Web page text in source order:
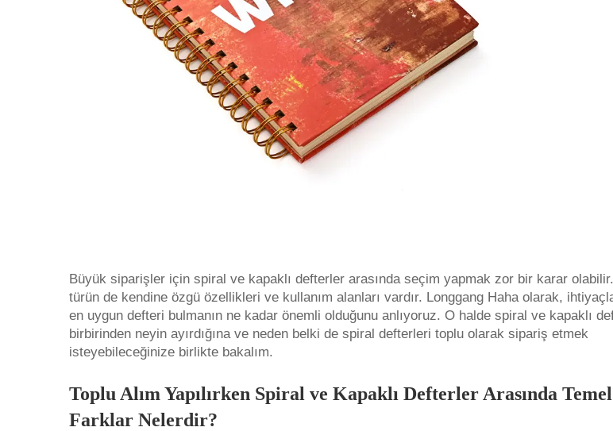
Büyük siparişler için spiral ve kapaklı defterler arasında seçim yapmak zor bir karar
türün de kendine özgü özellikleri ve kullanım alanları vardır. Longgang Haha olarak,
en uygun defteri bulmanın ne kadar önemli olduğunu anlıyoruz. O halde spiral ve kapaklı
birbirinden neyin ayırdığına ve neden belki de spiral defterleri toplu olarak sipariş etmek
isteyebileceğinize birlikte bakalım.
Toplu Alım Yapılırken Spiral ve Kapaklı Defterler Arasında Temel
Farklar Nelerdir?